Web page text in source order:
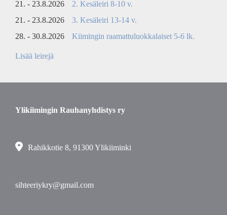
21. - 23.8.2026
2. Kesäleiri 8-10 v.
21. - 23.8.2026
3. Kesäleiri 13-14 v.
28. - 30.8.2026
Kiimingin raamattuluokkalaiset 5-6 lk.
Lisää leirejä
Ylikiimingin Rauhanyhdistys ry
Rahikkotie 8, 91300 Ylikiiminki
sihteeriykry@gmail.com